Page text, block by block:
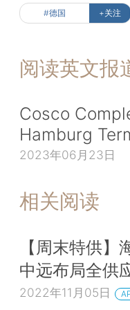
#德国 +关注
阅读英文报
Cosco
Hamburg
2023年06月23日
相关阅读
【周末特供
中远布局全供
2022年11月05日